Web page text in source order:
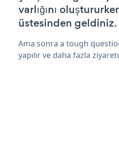
varlığını
üstesinden
Ama sonra a tough
yapılır ve daha fazla